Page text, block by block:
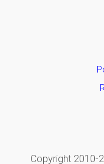
Copyright 2010-